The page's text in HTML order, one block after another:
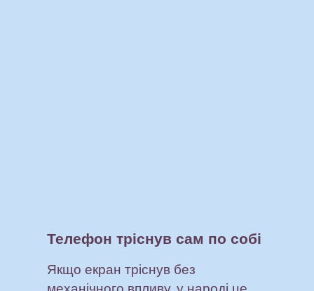
Телефон тріснув сам по собі
Якщо екран тріснув без